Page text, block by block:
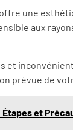
une
aux
et
prévue de
et